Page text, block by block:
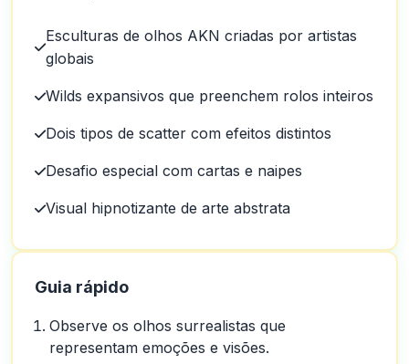
Esculturas de olhos AKN criadas por artistas
globais
Wilds expansivos que preenchem rolos inteiros
Dois tipos de scatter com efeitos distintos
Desafio especial com cartas e naipes
Visual hipnotizante de arte abstrata
Guia rápido
Observe os olhos surrealistas que
representam emoções e visões.